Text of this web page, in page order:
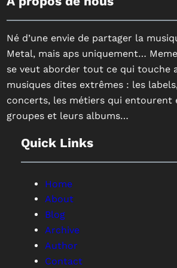
Né d’une envie de partager la
Metal, mais aps uniquement…
se veut aborder tout ce qui touche
musiques dites extrêmes : les
concerts, les métiers qui entourent
groupes et leurs albums…
Quick Links
Home
About
Blog
Archive
Author
Contact